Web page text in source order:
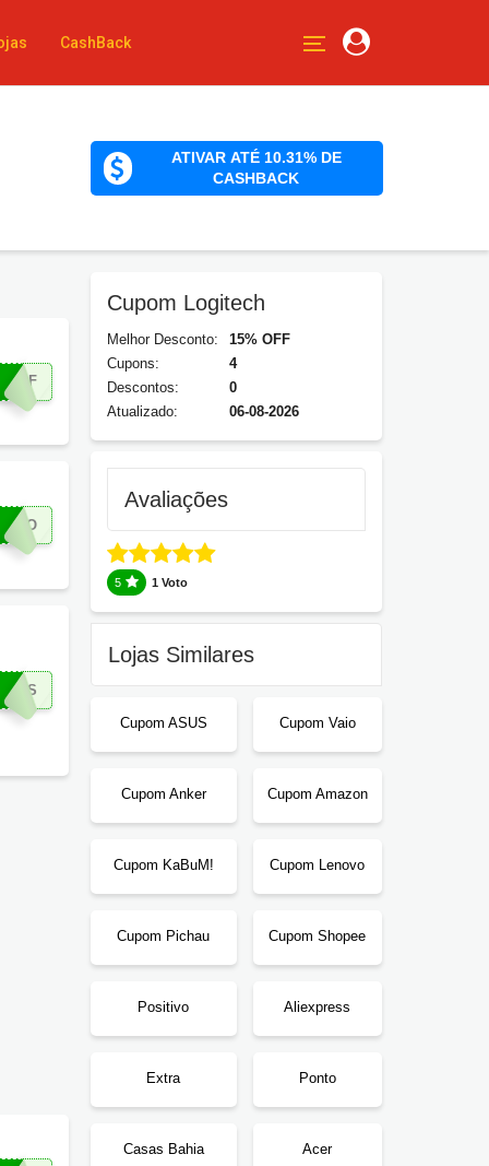
CashBack
ATIVAR ATÉ 10.31% DE
CASHBACK
Cupom Logitech
Melhor Desconto:
15% OFF
Cupons:
4
Descontos:
0
Atualizado:
06-08-2026
Avaliações
5 1 Voto
Lojas Similares
Cupom ASUS Cupom Vaio
Cupom Anker Cupom Amazon
Cupom KaBuM! Cupom Lenovo
Cupom Pichau Cupom Shopee
Positivo Aliexpress
Extra Ponto
Casas Bahia Acer